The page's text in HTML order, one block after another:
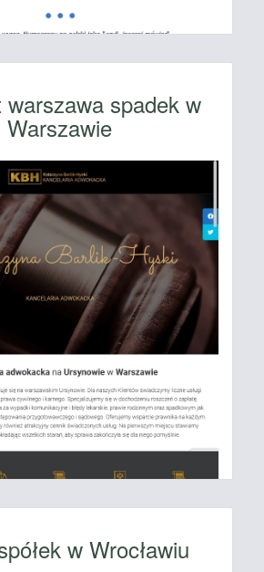
warszawa spadek w
Warszawie
w Wrocławiu